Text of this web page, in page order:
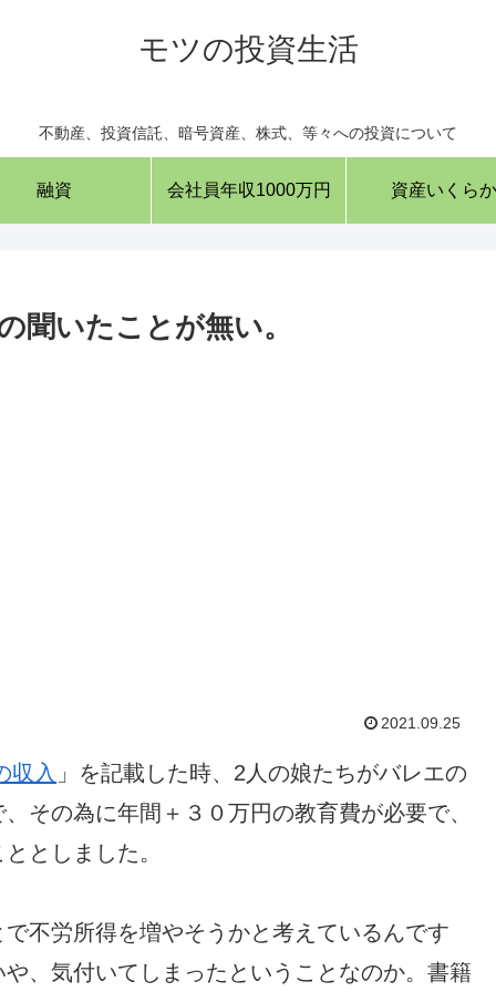
モツの投資生活
不動産、投資信託、暗号資産、株式、等々への投資について
融資 会社員年収1000万円 資産いくらか
聞いたことが無い。
2021.09.25
収入 」を記載した時、2人の娘たちがバレエの
その為に年間＋３０万円の教育費が必要で、
としました。
不労所得を増やそうかと考えているんです
、気付いてしまったということなのか。書籍